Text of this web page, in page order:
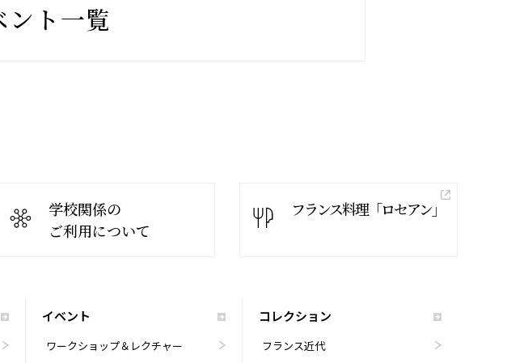
ト一覧
学校関係の
ご利用について
フランス料理「ロセアン」
イベント
ワークショップ＆レクチャー
コレクション
フランス近代